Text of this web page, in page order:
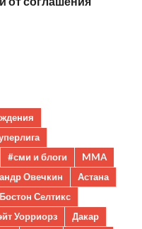
#сми и блоги
MMA
Овечкин
Астана
Бостон Селтикс
Уорриорз
Дакар